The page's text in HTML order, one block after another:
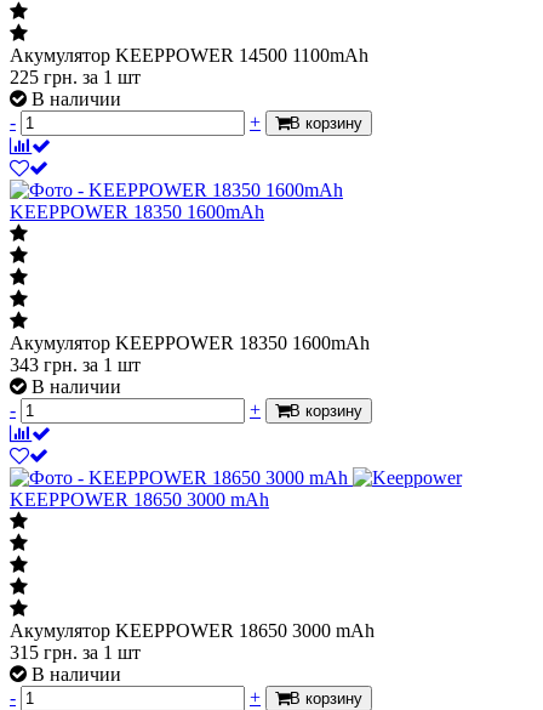
Акумулятор KEEPPOWER 14500 1100mAh
225 грн. за 1 шт
В наличии
-
+ В корзину
KEEPPOWER 18350 1600mAh
Акумулятор KEEPPOWER 18350 1600mAh
343 грн. за 1 шт
В наличии
-
+ В корзину
KEEPPOWER 18650 3000 mAh
Акумулятор KEEPPOWER 18650 3000 mAh
315 грн. за 1 шт
В наличии
-
+ В корзину